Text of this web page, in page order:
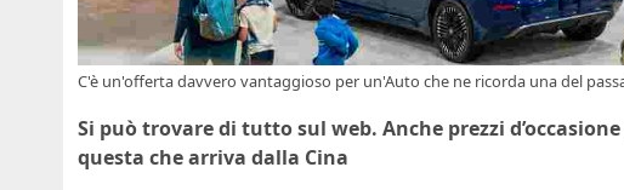
C'è un'offerta davvero vantaggioso per un'Auto che ne ricorda una del
Si può trovare di tutto sul web. Anche prezzi
questa che arriva dalla Cina